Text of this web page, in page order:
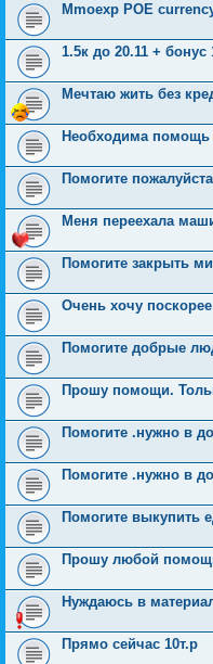
Mmoexp POE
1.5к до 20.11 + бонус
Мечтаю жить без
Необходима помощь
Помогите пожалуйста
Меня переехала
Помогите закрыть
Очень хочу
Помогите добрые
Прошу помощи.
Помогите .нужно в
Помогите .нужно в
Помогите выкупить
Прошу любой
Нуждаюсь в
Прямо сейчас 10т.р